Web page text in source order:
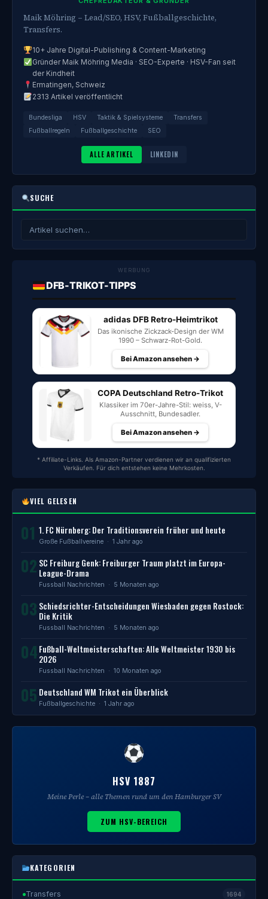
Maik Möhring – Lead/SEO, HSV, Fußballgeschichte,
Transfers.
10+ Jahre Digital-Publishing & Content-Marketing
Gründer Maik Möhring Media · SEO-Experte · HSV-Fan seit
der Kindheit
Ermatingen, Schweiz
2313 Artikel veröffentlicht
Bundesliga HSV Taktik & Spielsysteme
Transfers
Fußballregeln
Fußballgeschichte SEO
ALLE ARTIKEL LINKEDIN
SUCHE
WERBUNG
DFB-TRIKOT-TIPPS
adidas DFB Retro-Heimtrikot
Das ikonische Zickzack-Design der WM
1990 – Schwarz-Rot-Gold.
Bei Amazon ansehen →
COPA Deutschland Retro-Trikot
Klassiker im 70er-Jahre-Stil: weiss, V-
Ausschnitt, Bundesadler.
Bei Amazon ansehen →
* Affiliate-Links. Als Amazon-Partner verdienen wir an qualifizierten
Verkäufen. Für dich entstehen keine Mehrkosten.
VIEL GELESEN
01 1. FC Nürnberg: Der Traditionsverein früher und heute
Große Fußballvereine · 1 Jahr ago
02 SC Freiburg Genk: Freiburger Traum platzt im Europa-
League-Drama
Fussball Nachrichten · 5 Monaten ago
03 Schiedsrichter-Entscheidungen Wiesbaden gegen Rostock:
Die Kritik
Fussball Nachrichten · 5 Monaten ago
04 Fußball-Weltmeisterschaften: Alle Weltmeister 1930 bis
2026
Fussball Nachrichten · 10 Monaten ago
05 Deutschland WM Trikot ein Überblick
Fußballgeschichte · 1 Jahr ago
HSV 1887
Meine Perle – alle Themen rund um den Hamburger SV
ZUM HSV-BEREICH
KATEGORIEN
Transfers 1694